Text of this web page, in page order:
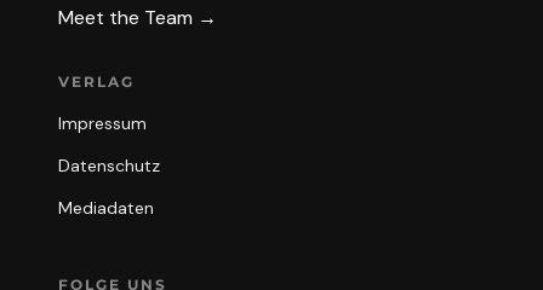
Meet the Team →
VERLAG
Impressum
Datenschutz
Mediadaten
FOLGE UNS